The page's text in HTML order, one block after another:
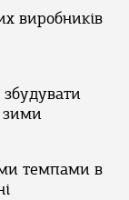
виробників
зими
темпами в